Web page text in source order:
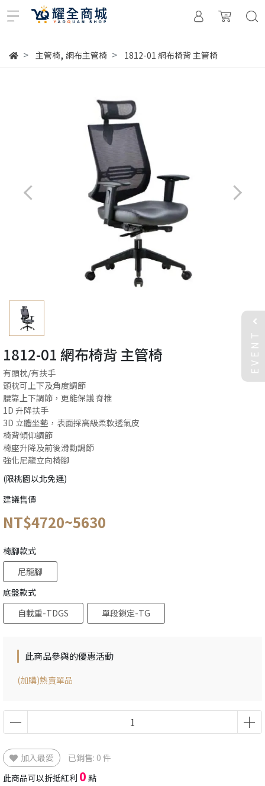
主管椅, 網布主管椅 1812-01 網布椅背 主管椅
1812-01 網布椅背 主管椅
有頭枕/有扶手
頭枕可上下及角度調節
腰靠上下調節，更能保護 脊椎
1D 升降扶手
3D 立體坐墊，表面採高級柔軟透氣皮
​椅背傾仰調節
椅座升降及前後滑動調節
強化尼龍立向椅腳
(限桃園以北免運)
建議售價
NT$4720~5630
椅腳款式
尼龍腳
底盤款式
自載重-TDGS
單段鎖定-TG
此商品參與的優惠活動
(加購)熱賣單品
加入最愛
已銷售: 0 件
此商品可以折抵紅利 0 點
EVENT